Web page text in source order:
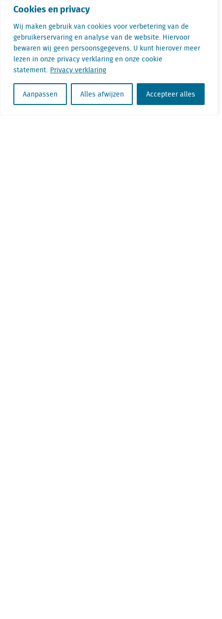
Cookies en privacy
Wij maken gebruik van cookies voor verbetering van de
gebruikerservaring en analyse van de website. Hiervoor
bewaren wij geen persoonsgegevens. U kunt hierover meer
lezen in onze privacy verklaring en onze cookie
statement. Privacy verklaring
Aanpassen Alles afwijzen Accepteer alles
Stel uw vraag aan Björn
Jansen
Björn Jansen adviseert al jaren
vastgoedpartijen en retailers.
Hij komt graag langs of vertelt via Teams
meer over ons online dataplatforms of over
hoe onze experts u kunnen helpen met uw